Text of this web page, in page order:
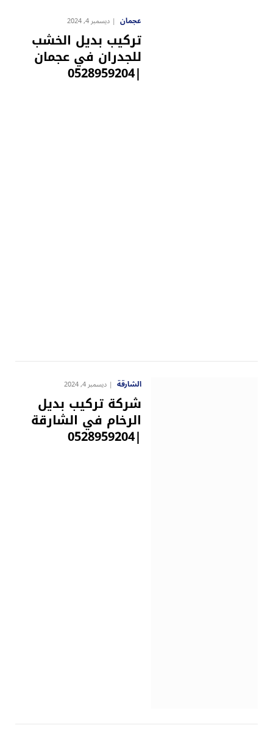
عجمان ديسمبر 4, 2024
تركيب بديل الخشب
للجدران في عجمان
|0528959204
الشارقة ديسمبر 4, 2024
شركة تركيب بديل
الرخام في الشارقة
|0528959204